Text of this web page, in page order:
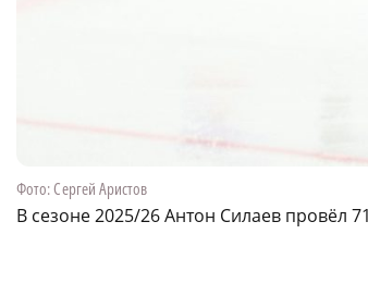
Фото: Сергей Аристов
В сезоне 2025/26 Антон Силаев провёл